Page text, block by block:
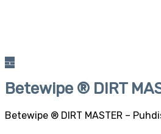
Betewipe ® DIRT
Betewipe ® DIRT MASTER –